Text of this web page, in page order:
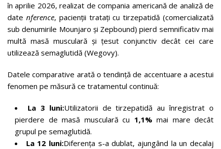
în aprilie 2026, realizat de compania americană de analiză de
date nference, pacienții tratați cu tirzepatidă (comercializată
sub denumirile Mounjaro și Zepbound) pierd semnificativ mai
multă masă musculară și țesut conjunctiv decât cei care
utilizează semaglutidă (Wegovy).
Datele comparative arată o tendință de accentuare a acestui
fenomen pe măsură ce tratamentul continuă:
La 3 luni:Utilizatorii de tirzepatidă au înregistrat o
pierdere de masă musculară cu 1,1% mai mare decât
grupul pe semaglutidă.
La 12 luni:Diferența s-a dublat, ajungând la un decalaj